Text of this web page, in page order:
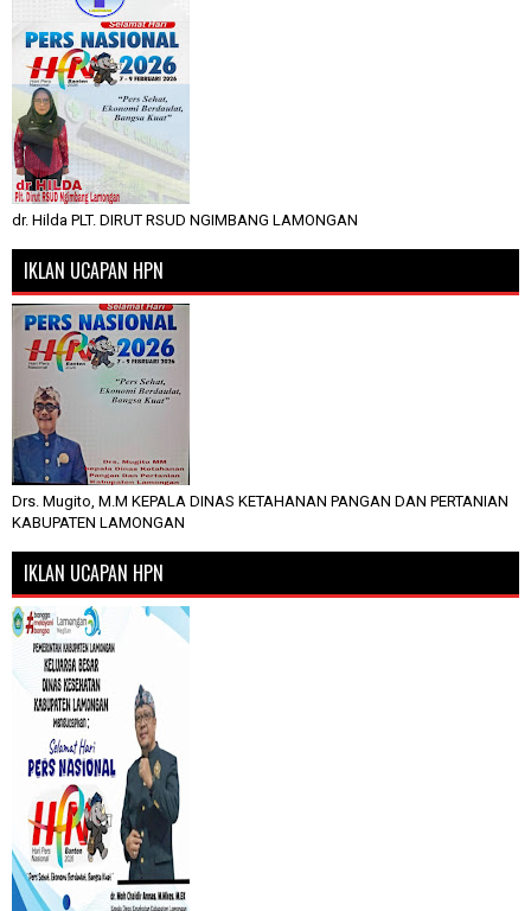
dr. Hilda PLT. DIRUT RSUD NGIMBANG LAMONGAN
IKLAN UCAPAN HPN
Drs. Mugito, M.M KEPALA DINAS KETAHANAN PANGAN DAN PERTANIAN
KABUPATEN LAMONGAN
IKLAN UCAPAN HPN